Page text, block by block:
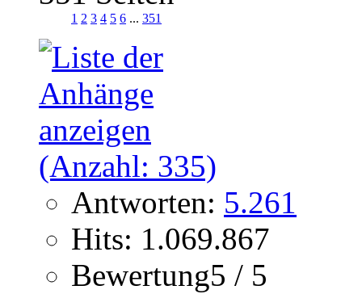
1 2 3 4 5 6 ... 351
Antworten: 5.261
Hits: 1.069.867
Bewertung5 / 5